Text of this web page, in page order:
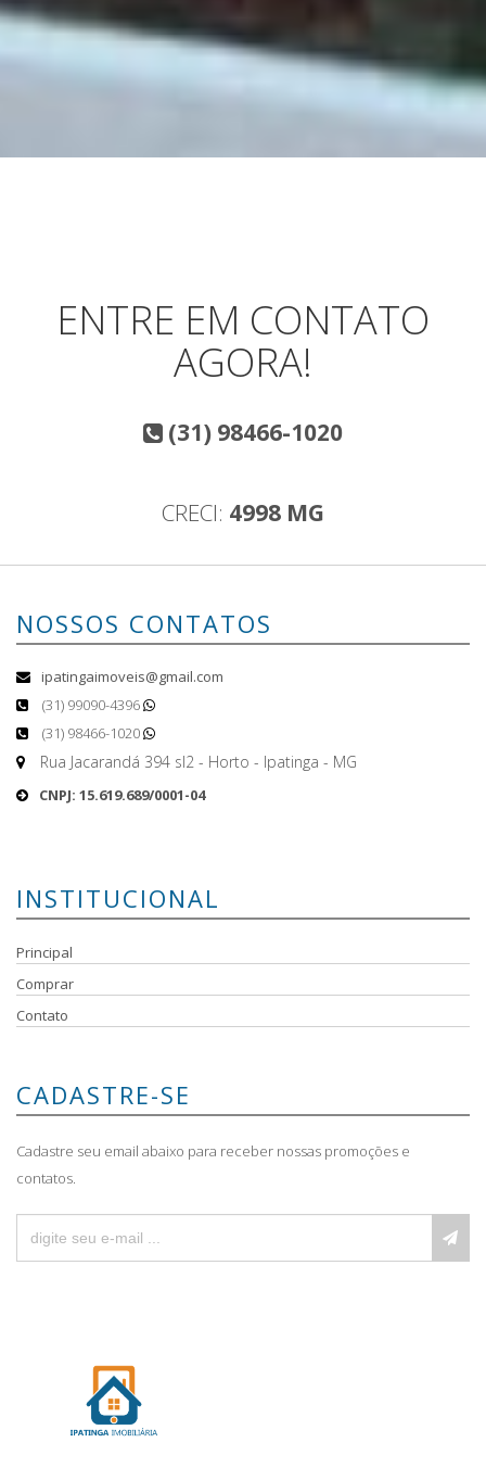
ENTRE EM CONTATO
AGORA!
(31) 98466-1020
CRECI: 4998 MG
NOSSOS CONTATOS
ipatingaimoveis@gmail.com
(31) 99090-4396
(31) 98466-1020
Rua Jacarandá 394 sl2 - Horto - Ipatinga - MG
CNPJ: 15.619.689/0001-04
INSTITUCIONAL
Principal
Comprar
Contato
CADASTRE-SE
Cadastre seu email abaixo para receber nossas promoções e
contatos.